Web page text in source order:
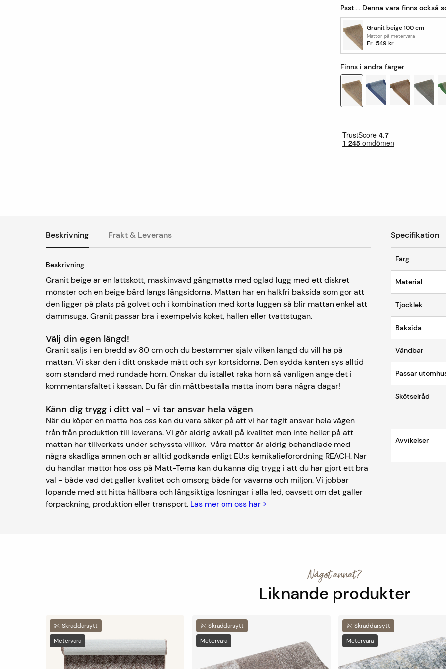
Psst.... Denna vara finns också
Granit beige 100 cm
Mattor på metervara
Fr. 549 kr
Finns i andra färger
Beskrivning Frakt & Leverans
Beskrivning
Granit beige är en lättskött, maskinvävd gångmatta med öglad lugg med ett diskret
mönster och en beige bård längs långsidorna. Mattan har en halkfri baksida som gör att
den ligger på plats på golvet och i kombination med korta luggen så blir mattan enkel att
dammsuga. Granit passar bra i exempelvis köket, hallen eller tvättstugan.
Välj din egen längd!
Granit säljs i en bredd av 80 cm och du bestämmer själv vilken längd du vill ha på
mattan. Vi skär den i ditt önskade mått och syr kortsidorna. Den sydda kanten sys alltid
som standard med rundade hörn. Önskar du istället raka hörn så vänligen ange det i
kommentarsfältet i kassan. Du får din måttbeställa matta inom bara några dagar!
Känn dig trygg i ditt val - vi tar ansvar hela vägen
När du köper en matta hos oss kan du vara säker på att vi har tagit ansvar hela vägen
från från produktion till leverans. Vi gör aldrig avkall på kvalitet men inte heller på att
mattan har tillverkats under schyssta villkor. Våra mattor är aldrig behandlade med
några skadliga ämnen och är alltid godkända enligt EU:s kemikalieförordning REACH. När
du handlar mattor hos oss på Matt-Tema kan du känna dig trygg i att du har gjort ett bra
val - både vad det gäller kvalitet och omsorg både för vävarna och miljön. Vi jobbar
löpande med att hitta hållbara och långsiktiga lösningar i alla led, oavsett om det gäller
förpackning, produktion eller transport. Läs mer om oss här >
Specifikation
Färg
Material
Tjocklek
Baksida
Vändbar
Passar
Skötselråd
Avvikelser
Något annat?
Liknande produkter
Skräddarsytt
Metervara
Skräddarsytt
Metervara
Skräddarsytt
Metervara